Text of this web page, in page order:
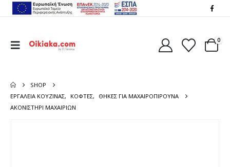
0
SHOP
ΕΡΓΑΛΕΙΑ ΚΟΥΖΙΝΑΣ, ΚΌΦΤΕΣ,
ΘΉΚΕΣ ΓΙΑ ΜΑΧΑΙΡΟΠΊΡΟΥΝΑ
ΑΚΟΝΙΣΤΗΡΙ ΜΑΧΑΙΡΙΩΝ